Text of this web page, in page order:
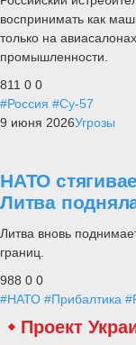
воспринимать как
только на
промышленности.
811 0 0
#Россия #Су-57
9 июня 2026Угрозы
НАТО
Литва
Литва вновь
границ.
988 0 0
#НАТО #Прибалтика
Проект